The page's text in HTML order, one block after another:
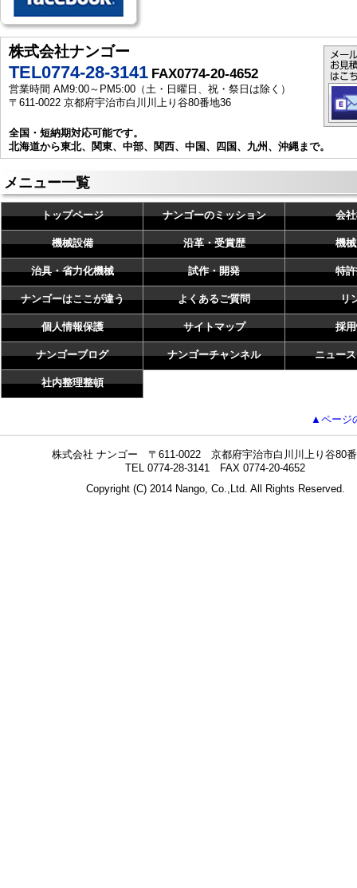
株式会社ナンゴー
TEL0774-28-3141 FAX0774-20-4652
営業時間 AM9:00～PM5:00（土・日曜日、祝・祭日は除く）
〒611-0022 京都府宇治市白川川上り谷80番地36
全国・短納期対応可能です。
北海道から東北、関東、中部、関西、中国、四国、九州、沖縄まで。
メニュー一覧
トップページ ナンゴーのミッション 会
機械設備 沿革・受賞歴 機
治具・省力化機械 試作・開発 特
ナンゴーはここが違う よくあるご質問 リ
個人情報保護 サイトマップ 採
ナンゴーブログ ナンゴーチャンネル ニュー
社内整理整頓
▲ページ
株式会社 ナンゴー 〒611-0022 京都府宇治市白川川上り谷80
TEL 0774-28-3141 FAX 0774-20-4652
Copyright (C) 2014 Nango, Co.,Ltd. All Rights Reserved.